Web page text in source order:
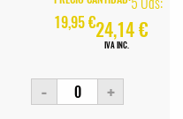
19,95 €24,14 €
IVA INC.
- +